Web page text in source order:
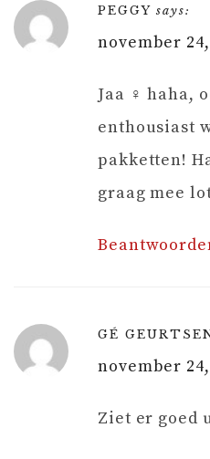
PEGGY says:
november
Jaa ‍♀️ haha,
enthousiast
pakketten!
graag mee
GÉ
november
Ziet er goed